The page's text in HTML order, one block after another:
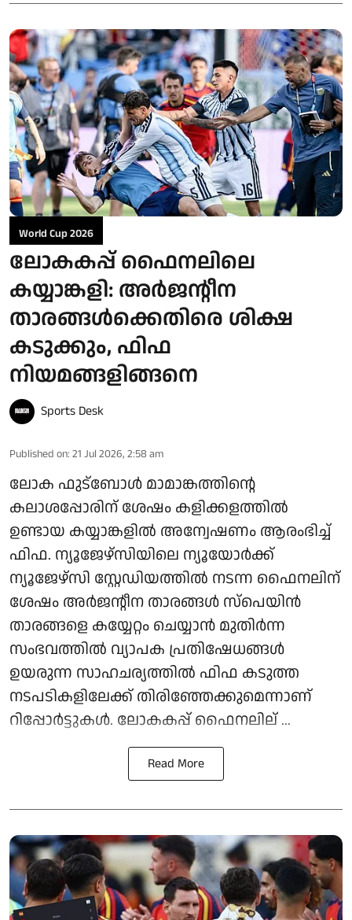
World Cup 2026
ലോകകപ്പ് ഫൈനലിലെ
കയ്യാങ്കളി: അർജന്റീന
താരങ്ങൾക്കെതിരെ ശിക്ഷ
കടുക്കും, ഫിഫ
നിയമങ്ങളിങ്ങനെ
Sports Desk
Published on: 21 Jul 2026, 2:58 am
ലോക ഫുട്‌ബോള്‍ മാമാങ്കത്തിന്റെ
കലാശപ്പോരിന് ശേഷം കളിക്കളത്തില്‍
ഉണ്ടായ കയ്യാങ്കളില്‍ അന്വേഷണം ആരംഭിച്ച്
ഫിഫ. ന്യൂജേഴ്സിയിലെ ന്യൂയോര്‍ക്ക്
ന്യൂജേഴ്സി സ്റ്റേഡിയത്തില്‍ നടന്ന ഫൈനലിന്
ശേഷം അര്‍ജന്റീന താരങ്ങള്‍ സ്‌പെയിന്‍
താരങ്ങളെ കയ്യേറ്റം ചെയ്യാന്‍ മുതിര്‍ന്ന
സംഭവത്തില്‍ വ്യാപക പ്രതിഷേധങ്ങള്‍
ഉയരുന്ന സാഹചര്യത്തില്‍ ഫിഫ കടുത്ത
നടപടികളിലേക്ക് തിരിഞ്ഞേക്കുമെന്നാണ്
റിപ്പോര്‍ട്ടുകള്‍. ലോകകപ്പ് ഫൈനലില് ...
Read More